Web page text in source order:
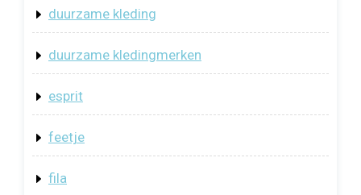
duurzame kleding
duurzame kledingmerken
esprit
feetje
fila